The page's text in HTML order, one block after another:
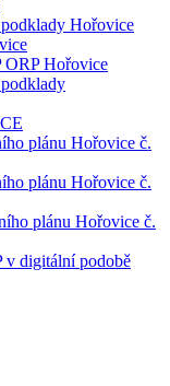
Hořovice
ORP Hořovice
plánu Hořovice č.
plánu Hořovice č.
plánu Hořovice č.
v digitální podobě